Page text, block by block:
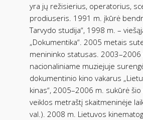
yra jų režisierius, operatorius,
prodiuseris. 1991 m. įkūrė
Tarvydo studija“, 1998 m. –
„Dokumentika“. 2005 metais
menininko statusas. 2003–2006
nacionaliniame muziejuje
dokumentinio kino vakarus
kinas“, 2005–2006 m. sukūrė
veiklos metraštį skaitmeninėje
val.). 2008 m. Lietuvos